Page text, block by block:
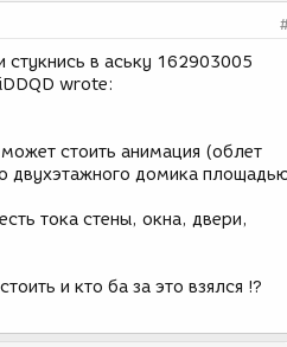
стукнись в аську 162903005
wrote:
стоить анимация (облет
двухэтажного домика
тока стены, окна, двери,
и кто ба за это взялся !?